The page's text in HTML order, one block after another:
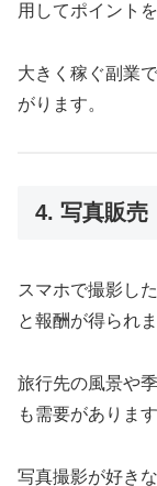
用してポイント
大きく稼ぐ副業
がります。
4. 写真販売
スマホで撮影し
と報酬が得られま
旅行先の風景や
も需要があります
写真撮影が好き